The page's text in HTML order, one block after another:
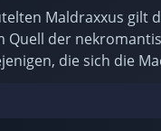
Maldraxxus gilt
Quell der
die sich die